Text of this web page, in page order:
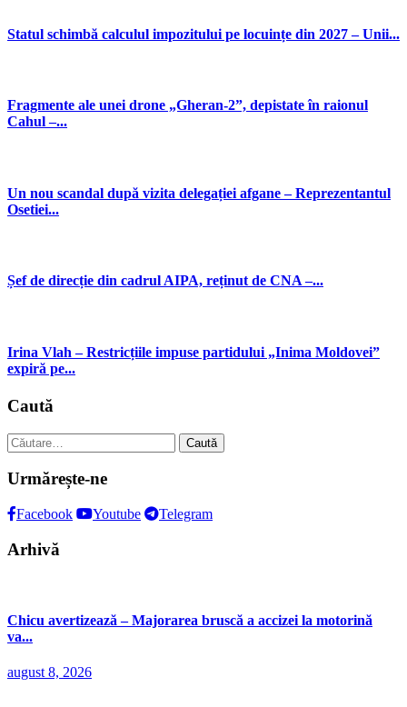
Statul schimbă calculul impozitului pe locuințe din 2027 – Unii...
Fragmente ale unei drone „Gheran-2”, depistate în raionul
Cahul –...
Un nou scandal după vizita delegației afgane – Reprezentantul
Osetiei...
Șef de direcție din cadrul AIPA, reținut de CNA –...
Irina Vlah – Restricțiile impuse partidului „Inima Moldovei”
expiră pe...
Caută
Caută
după:
Urmărește-ne
Facebook Youtube Telegram
Arhivă
Chicu avertizează – Majorarea bruscă a accizei la motorină
va...
august 8, 2026